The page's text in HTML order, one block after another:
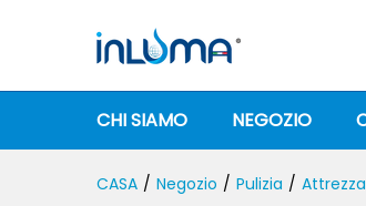
CHI SIAMO NEGOZIO
CASA / Negozio / Pulizia /
Descrizione